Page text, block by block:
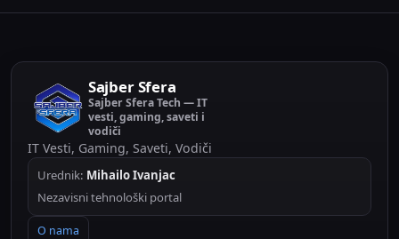
Sajber Sfera
Sajber Sfera Tech — IT
vesti, gaming, saveti i
vodiči
IT Vesti, Gaming, Saveti, Vodiči
Urednik: Mihailo Ivanjac
Nezavisni tehnološki portal
O nama